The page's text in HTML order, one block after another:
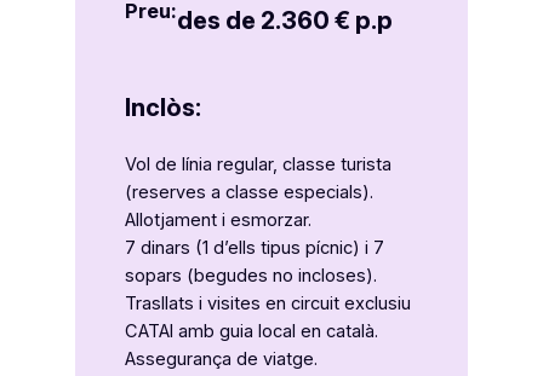
Preu:des de 2.360 € p.p
Inclòs:
Vol de línia regular, classe turista
(reserves a classe especials).
Allotjament i esmorzar.
7 dinars (1 d’ells tipus pícnic) i 7
sopars (begudes no incloses).
Trasllats i visites en circuit exclusiu
CATAI amb guia local en català.
Assegurança de viatge.